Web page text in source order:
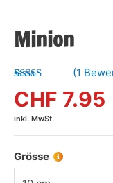
Minion
5.00 von 5,
basierend
auf
(1
CHF 7.95
inkl. MwSt.
Grösse